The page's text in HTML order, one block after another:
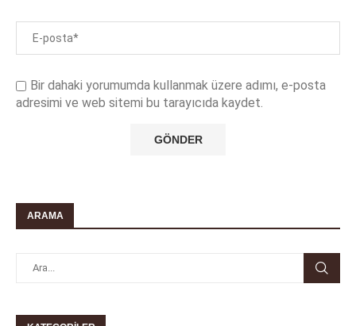
Bir dahaki yorumumda kullanmak üzere adımı, e-posta
adresimi ve web sitemi bu tarayıcıda kaydet.
ARAMA